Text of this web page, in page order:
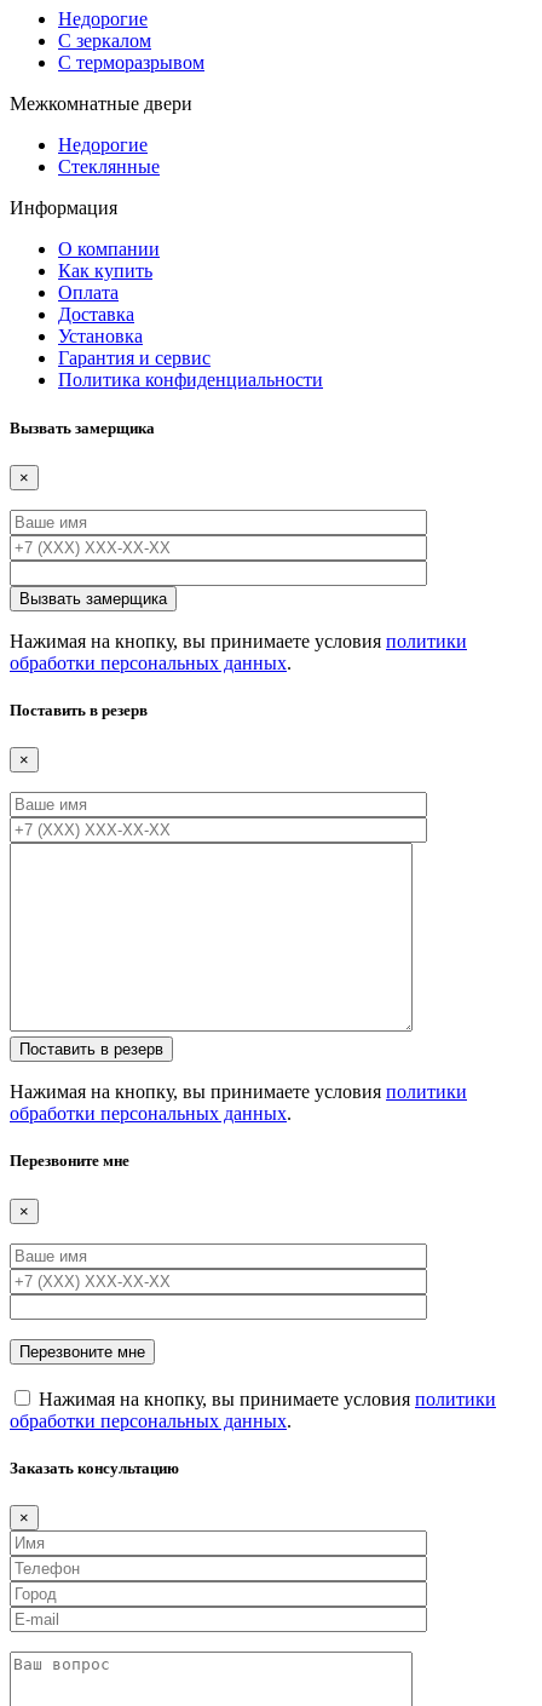
Недорогие
С зеркалом
С терморазрывом
Межкомнатные двери
Недорогие
Стеклянные
Информация
О компании
Как купить
Оплата
Доставка
Установка
Гарантия и сервис
Политика конфиденциальности
Вызвать замерщика
×
Нажимая на кнопку, вы принимаете условия политики
обработки персональных данных.
Поставить в резерв
×
Нажимая на кнопку, вы принимаете условия политики
обработки персональных данных.
Перезвоните мне
×
Нажимая на кнопку, вы принимаете условия политики
обработки персональных данных.
Заказать консультацию
×